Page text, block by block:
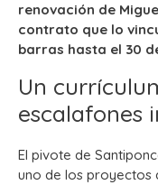
renovación de
contrato que lo
barras hasta el 30
Un
escalafones
El pivote de
uno de los proyectos